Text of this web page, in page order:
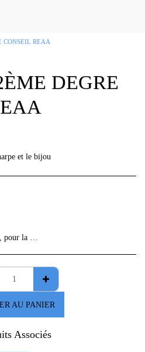
CONSEIL REAA
DEGRE
et le bijou
commandes car aucun retour ne sera accepté sans avis préalable.
AU PANIER
Associés